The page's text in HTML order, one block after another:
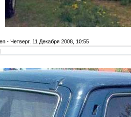
- Четверг, 11 Декабря 2008, 10:55